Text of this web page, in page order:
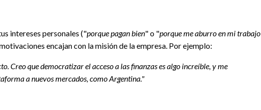
intereses personales ("porque pagan bien" o "porque me aburro en mi trabajo
encajan con la misión de la empresa. Por ejemplo:
Creo que democratizar el acceso a las finanzas es algo increíble, y me
a nuevos mercados, como Argentina."